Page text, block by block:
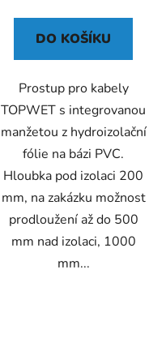
z
DO KOŠÍKU
Prostup pro kabely
TOPWET s integrovanou
manžetou z hydroizolační
fólie na bázi PVC.
Hloubka pod izolaci 200
mm, na zakázku možnost
prodloužení až do 500
mm nad izolaci, 1000
mm...